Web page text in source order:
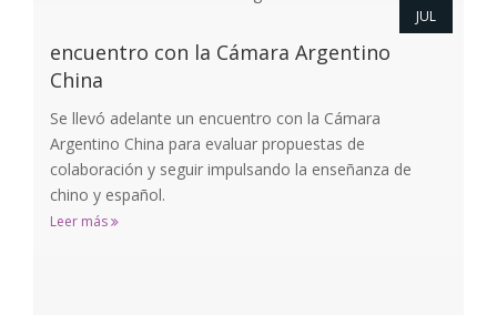
JUL
encuentro con la Cámara Argentino
China
Se llevó adelante un encuentro con la Cámara
Argentino China para evaluar propuestas de
colaboración y seguir impulsando la enseñanza de
chino y español.
Leer más